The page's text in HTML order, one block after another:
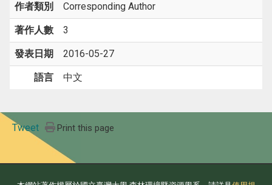
作者類別 Corresponding Author
著作人數 3
發表日期 2016-05-27
語言 中文
Tweet Print this page